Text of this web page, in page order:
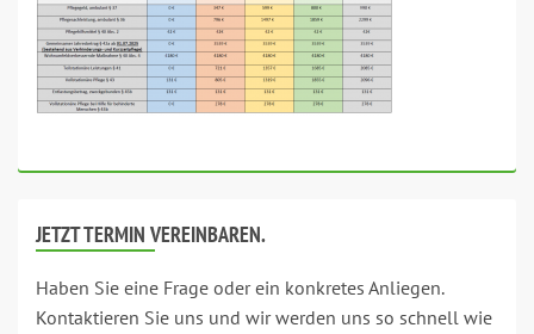
JETZT TERMIN VEREINBAREN.
Haben Sie eine Frage oder ein konkretes Anliegen.
Kontaktieren Sie uns und wir werden uns so schnell wie